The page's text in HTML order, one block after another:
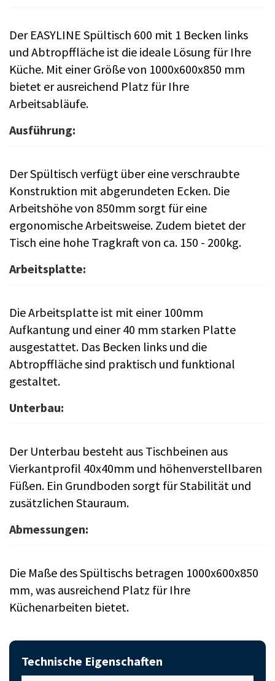
Der EASYLINE Spültisch 600 mit 1 Becken links
und Abtropffläche ist die ideale Lösung für Ihre
Küche. Mit einer Größe von 1000x600x850 mm
bietet er ausreichend Platz für Ihre
Arbeitsabläufe.
Ausführung:
Der Spültisch verfügt über eine verschraubte
Konstruktion mit abgerundeten Ecken. Die
Arbeitshöhe von 850mm sorgt für eine
ergonomische Arbeitsweise. Zudem bietet der
Tisch eine hohe Tragkraft von ca. 150 - 200kg.
Arbeitsplatte:
Die Arbeitsplatte ist mit einer 100mm
Aufkantung und einer 40 mm starken Platte
ausgestattet. Das Becken links und die
Abtropffläche sind praktisch und funktional
gestaltet.
Unterbau:
Der Unterbau besteht aus Tischbeinen aus
Vierkantprofil 40x40mm und höhenverstellbaren
Füßen. Ein Grundboden sorgt für Stabilität und
zusätzlichen Stauraum.
Abmessungen:
Die Maße des Spültischs betragen 1000x600x850
mm, was ausreichend Platz für Ihre
Küchenarbeiten bietet.
Technische Eigenschaften